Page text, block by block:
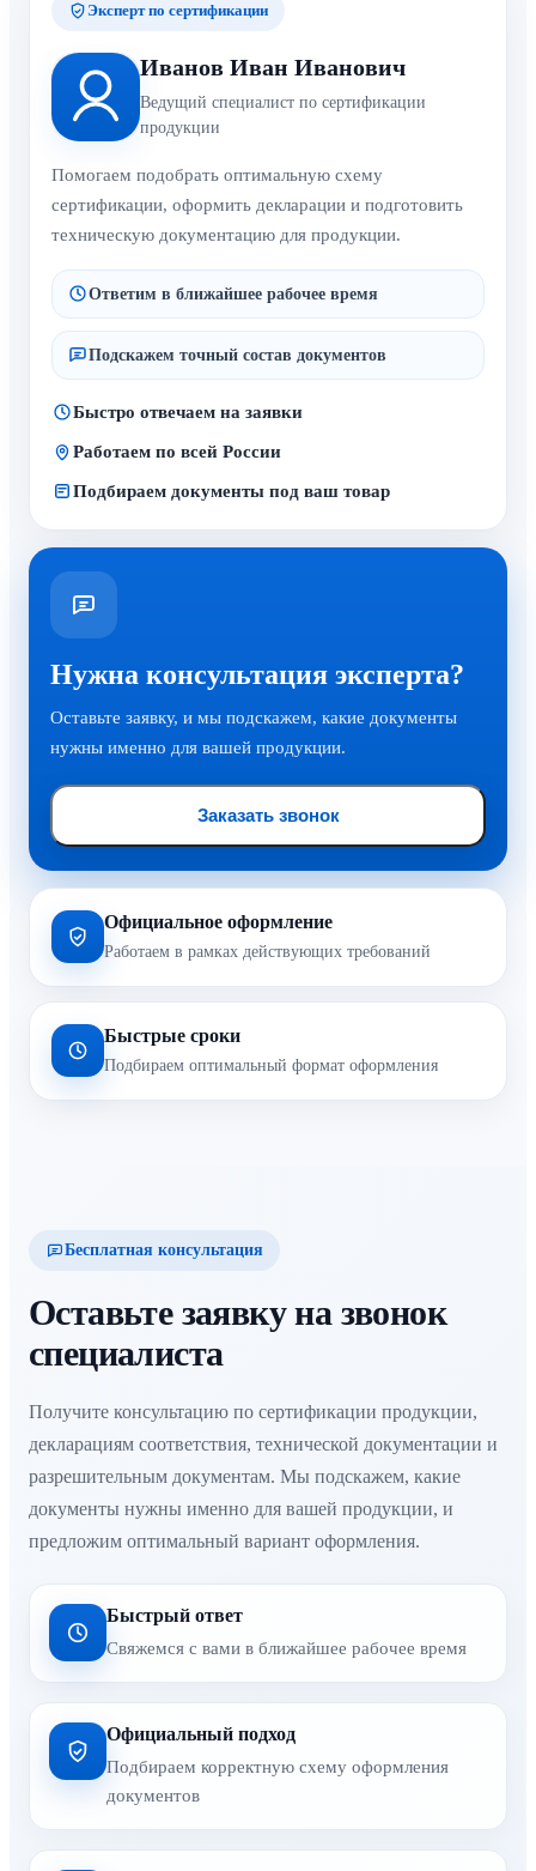
Эксперт по сертификации
Иванов Иван Иванович
Ведущий специалист по сертификации
продукции
Помогаем подобрать оптимальную схему
сертификации, оформить декларации и подготовить
техническую документацию для продукции.
Ответим в ближайшее рабочее время
Подскажем точный состав документов
Быстро отвечаем на заявки
Работаем по всей России
Подбираем документы под ваш товар
Нужна консультация эксперта?
Оставьте заявку, и мы подскажем, какие документы
нужны именно для вашей продукции.
Заказать звонок
Официальное оформление
Работаем в рамках действующих требований
Быстрые сроки
Подбираем оптимальный формат оформления
Бесплатная консультация
Оставьте заявку на звонок
специалиста
Получите консультацию по сертификации продукции,
декларациям соответствия, технической документации и
разрешительным документам. Мы подскажем, какие
документы нужны именно для вашей продукции, и
предложим оптимальный вариант оформления.
Быстрый ответ
Свяжемся с вами в ближайшее рабочее время
Официальный подход
Подбираем корректную схему оформления
документов